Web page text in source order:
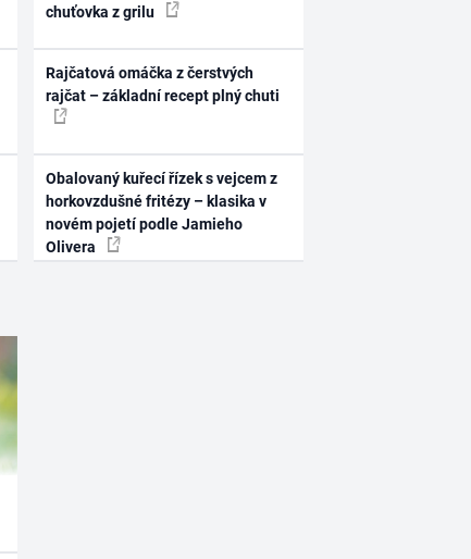
chuťovka z grilu
Rajčatová omáčka z čerstvých
rajčat – základní recept plný chuti
Obalovaný kuřecí řízek s vejcem z
horkovzdušné fritézy – klasika v
novém pojetí podle Jamieho
Olivera